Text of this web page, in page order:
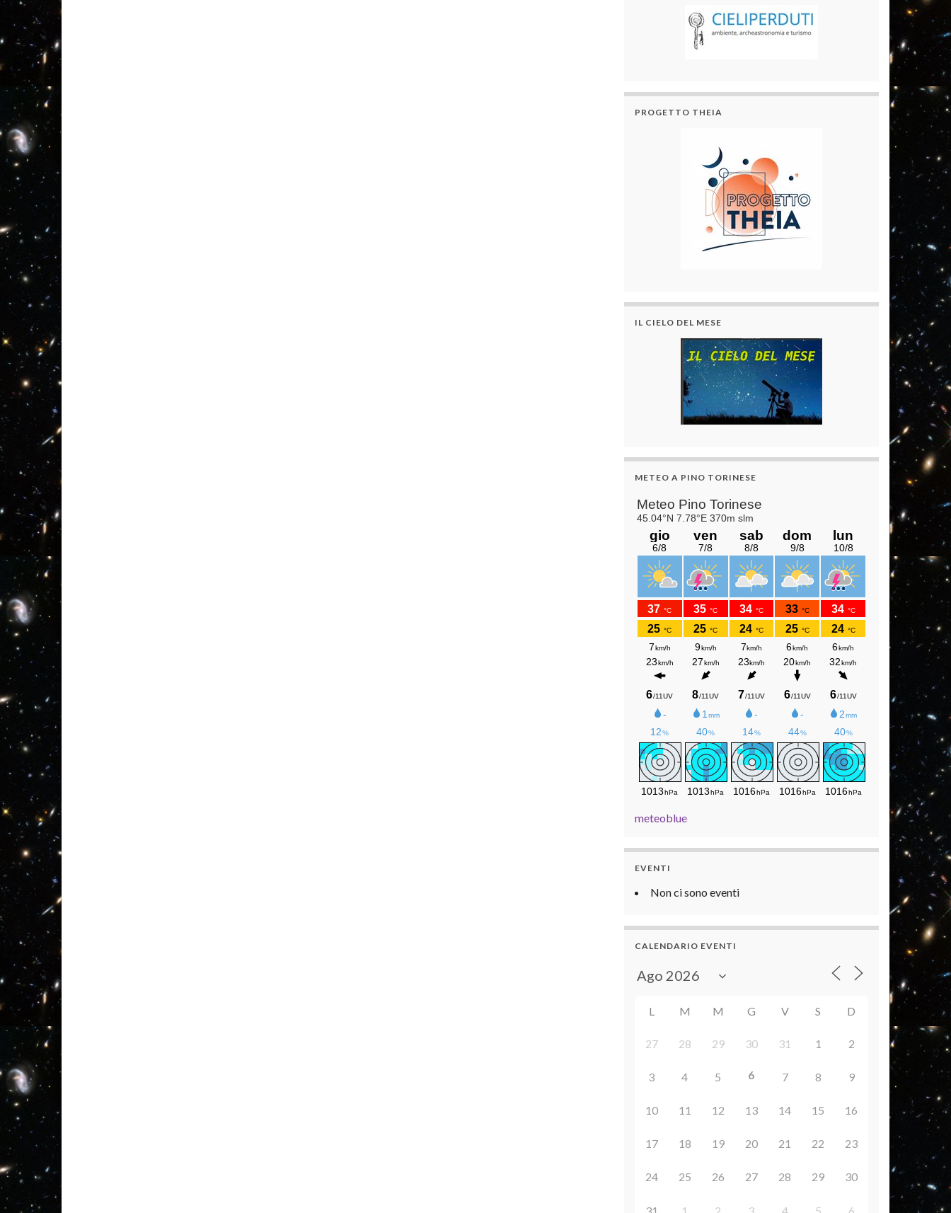
PROGETTO THEIA
IL CIELO DEL MESE
METEO A PINO TORINESE
meteoblue
EVENTI
Non ci sono eventi
CALENDARIO EVENTI
L M M G V S D
27 28 29 30 31 1 2
3 4 5 6 7 8 9
10 11 12 13 14 15 16
17 18 19 20 21 22 23
24 25 26 27 28 29 30
31 1 2 3 4 5 6